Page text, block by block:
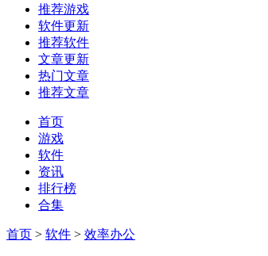
推荐游戏
软件更新
推荐软件
文章更新
热门文章
推荐文章
首页
游戏
软件
资讯
排行榜
合集
首页 > 软件 > 效率办公